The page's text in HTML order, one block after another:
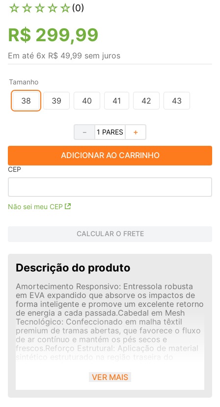
☆☆☆☆☆(0)
R$ 299,99
Em até 6x R$ 49,99 sem juros
Tamanho
38 39 40 41 42 43
＋
－
ADICIONAR AO CARRINHO
CEP
Não sei meu CEP
CALCULAR O FRETE
Descrição do produto
Amortecimento Responsivo: Entressola robusta
em EVA expandido que absorve os impactos de
forma inteligente e promove um excelente retorno
de energia a cada passada.Cabedal em Mesh
Tecnológico: Confeccionado em malha têxtil
premium de tramas abertas, que favorece o fluxo
de ar contínuo e mantém os pés secos e
frescos.Reforço Estrutural: Aplicação de material
sintético estruturado na região traseira do
suporte para evitar torções.Calce Firme e Macio:
Colarinho e lingueta generosamente acolchoados
VER MAIS